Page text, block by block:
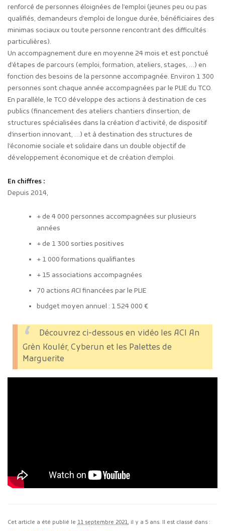
renforcé de personnes éloignées de l’emploi (jeunes peu ou pas
qualifiés, demandeurs d’emploi de longue durée, bénéficiaires des
minimas sociaux ou toute personne rencontrant des difficultés
particulières).
Un accompagnement dure en moyenne 24 mois et est ponctué
d’étapes de parcours (emploi, formation, ateliers, stages, …) en
fonction des besoins de la personne accompagnée. Environ 1 300
personnes sont chaque année accompagnées par le PLIE du TCO.
En parallèle, le TCO développe des actions à destination de ces
publics (financement des ateliers chantiers d’insertion, de
structures spécialisées dans la création d’activité, de dispositif
d’insertion innovant, …) et à destination des structures de
l’économie sociale et solidaire dans un double objectif de
développement économique et de création d’emploi.
En chiffres :
Depuis 2014,
+ de 4 000 personnes accompagnées sur plusieurs
années
+ de 1 300 sorties positives
+ 1 000 formations qualifiantes
+ 15 associations accompagnées
70 actions ACI financées par le PLIE
budget moyen annuel : 1 524 000 €
Découvrez ci-dessous en vidéo les ACI An
Grèn Koulér, Cyberun et les Palettes de
Marguerite
Cet article a été publié le 11 septembre 2021, il y a 5 ans. Il est classé dans :